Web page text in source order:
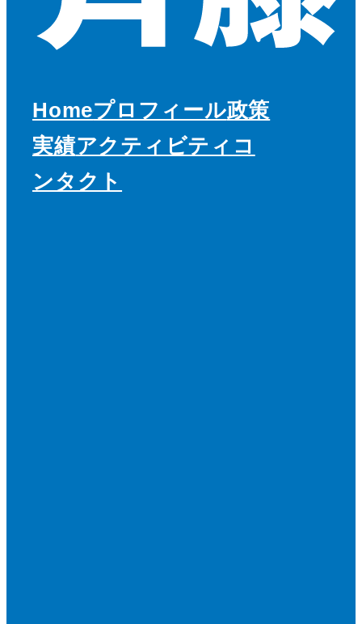
Homeプロフィール政策
実績アクティビティ コ
ンタクト